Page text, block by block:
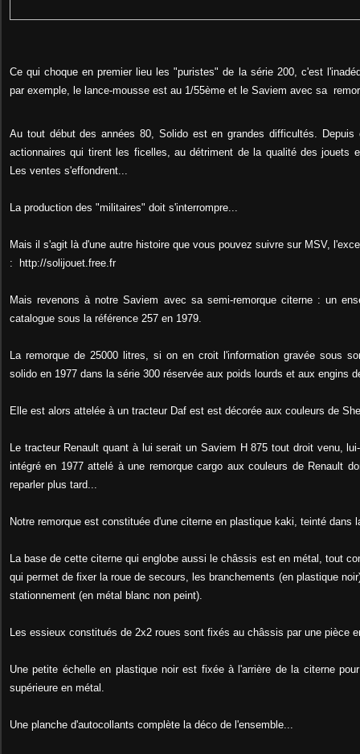
Ce qui choque en premier lieu les "puristes" de la série 200, c'est
par exemple, le lance-mousse est au 1/55ème et le Saviem avec sa
Au tout début des années 80, Solido est en grandes difficultés.
actionnaires qui tirent les ficelles, au détriment de la qualité des jouets
Les ventes s'effondrent...
La production des "militaires" doit s'interrompre...
Mais il s'agit là d'une autre histoire que vous pouvez suivre sur MSV,
: http://solijouet.free.fr
Mais revenons à notre Saviem avec sa semi-remorque citerne : un
catalogue sous la référence 257 en 1979.
La remorque de 25000 litres, si on en croit l'information gravée sous
solido en 1977 dans la série 300 réservée aux poids lourds et aux engins
Elle est alors attelée à un tracteur Daf est est décorée aux couleurs de
Le tracteur Renault quant à lui serait un Saviem H 875 tout droit venu,
intégré en 1977 attelé à une remorque cargo aux couleurs de Renault
reparler plus tard...
Notre remorque est constituée d'une citerne en plastique kaki, teinté dans
La base de cette citerne qui englobe aussi le châssis est en métal, tout
qui permet de fixer la roue de secours, les branchements (en plastique
stationnement (en métal blanc non peint).
Les essieux constitués de 2x2 roues sont fixés au châssis par une pièce
Une petite échelle en plastique noir est fixée à l'arrière de la citerne
supérieure en métal.
Une planche d'autocollants complète la déco de l'ensemble...